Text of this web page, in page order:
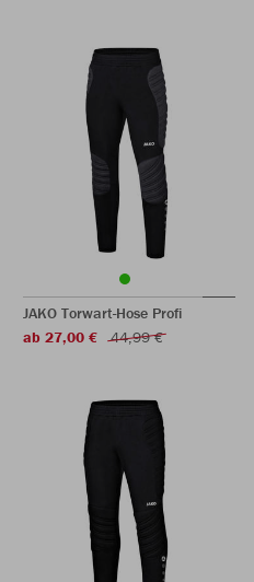
JAKO Torwart-Hose Profi
ab 27,00 €
44,99 €